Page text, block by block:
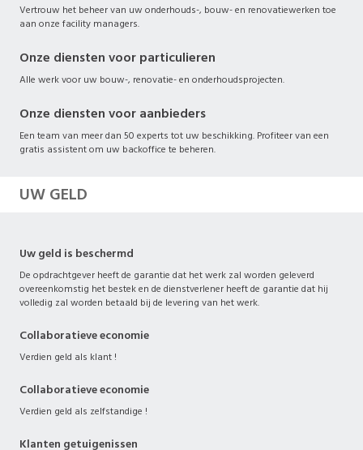
Vertrouw het beheer van uw onderhouds-, bouw- en renovatiewerken toe
aan onze facility managers.
Onze diensten voor particulieren
Alle werk voor uw bouw-, renovatie- en onderhoudsprojecten.
Onze diensten voor aanbieders
Een team van meer dan 50 experts tot uw beschikking. Profiteer van een
gratis assistent om uw backoffice te beheren.
UW GELD
Uw geld is beschermd
De opdrachtgever heeft de garantie dat het werk zal worden geleverd
overeenkomstig het bestek en de dienstverlener heeft de garantie dat hij
volledig zal worden betaald bij de levering van het werk.
Collaboratieve economie
Verdien geld als klant !
Collaboratieve economie
Verdien geld als zelfstandige !
Klanten getuigenissen